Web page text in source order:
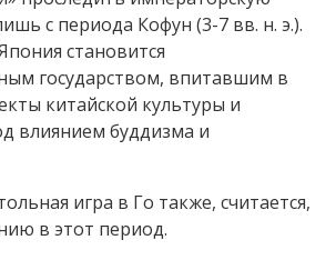
с периода Кофун (3-7 вв. н. э.).
становится
государством, впитавшим в
китайской культуры и
влиянием буддизма и
игра в Го также, считается,
в этот период.